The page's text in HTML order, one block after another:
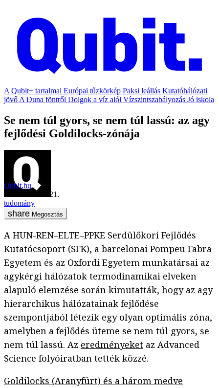
A Qubit+ tartalmai Európai tűzkörkép Paksi leállás Kutatóhálózati
jövő A Duna föntről Dolgok a víz alól Vízszintszabályozás Jó iskola
Se nem túl gyors, se nem túl lassú: az agy
fejlődési Goldilocks-zónája
Qubit.hu
2024. március 21.
tudomány
Megosztás
A HUN-REN‒ELTE‒PPKE Serdülőkori Fejlődés
Kutatócsoport (SFK), a barcelonai Pompeu Fabra
Egyetem és az Oxfordi Egyetem munkatársai az
agykérgi hálózatok termodinamikai elveken
alapuló elemzése során kimutatták, hogy az agy
hierarchikus hálózatainak fejlődése
szempontjából létezik egy olyan optimális zóna,
amelyben a fejlődés üteme se nem túl gyors, se
nem túl lassú. Az eredményeket az Advanced
Science folyóiratban tették közzé.
Goldilocks (Aranyfürt) és a három medve